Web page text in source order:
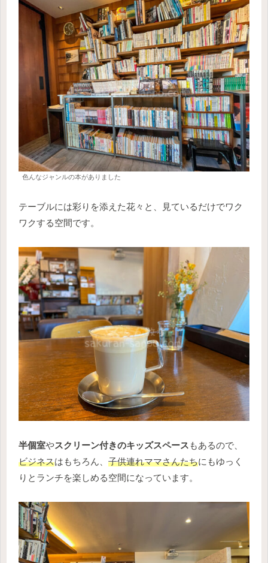
色んなジャンルの本がありました
テーブルには彩りを添えた花々と、見ているだけでワク
ワクする空間です。
半個室やスクリーン付きのキッズスペース もあるので、
ビジネスはもちろん、 子供連れママさんたちにもゆっく
りとランチを楽しめる空間になっています。